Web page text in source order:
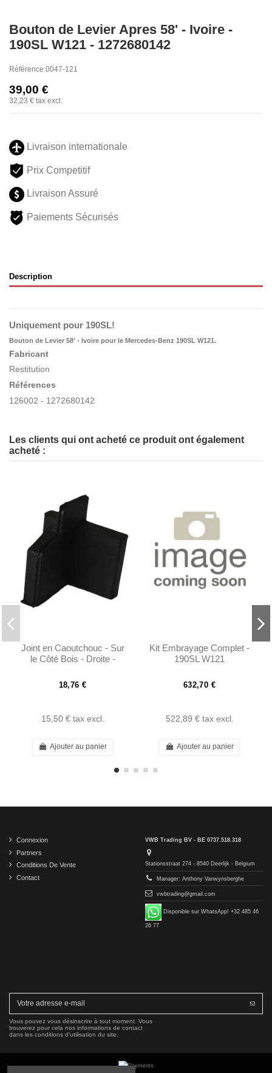
Bouton de Levier Apres 58' - Ivoire -
190SL W121 - 1272680142
Référence 0047-121
39,00 €
32,23 € tax excl.
Livraison internationale
Prix Competitif
Livraison Assuré
Paiements Sécurisés
Description
Uniquement pour 190SL!
Bouton de Levier 58' - Ivoire pour le Mercedes-Benz 190SL W121.
Fabricant
Restitution
Références
126002 - 1272680142
Les clients qui ont acheté ce produit ont également
acheté :
Joint en Caoutchouc - Sur
le Côté Bois - Droite -
401217720298
18,76 €
15,50 € tax excl.
Ajouter au panier
Kit Embrayage Complet -
190SL W121
632,70 €
522,89 € tax excl.
Ajouter au panier
Connexion
Partners
Conditions De Vente
Contact
VWB Trading BV - BE 0737.518.318
Stationsstraat 274 - 8540 Deerlijk - Belgium
Manager: Anthony Vanwynsberghe
vwbtrading@gmail.com
Disponible sur WhatsApp! +32 485 46
26 77
Vous pouvez vous désinscrire à tout moment. Vous
trouverez pour cela nos informations de contact
dans les conditions d'utilisation du site.